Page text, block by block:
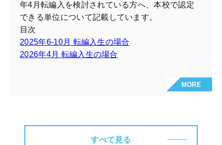
年4月転編入を検討されている方へ、本校で認定
できる単位について記載しています。
目次
2025年6-10月 転編入生の場合
2026年4月 転編入生の場合
MORE
すべて見る